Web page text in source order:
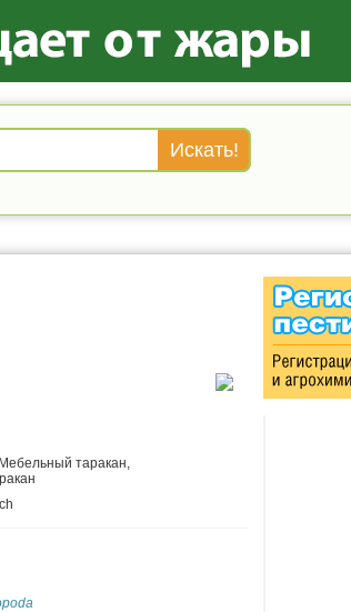
Мебельный таракан,